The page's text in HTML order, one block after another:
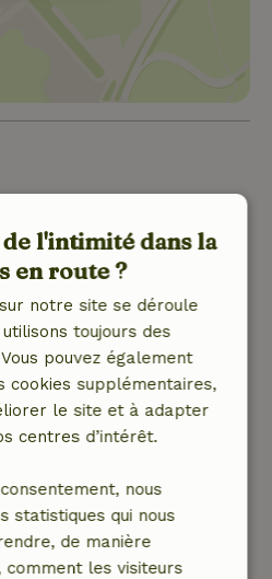
les 7 jours
les 7 jours suivant la
à condition que la
ait été effectuée plus de 28
Pour les réservations
dans les 28 jours,
dans les 24 heures.
indiqué, tu as droit à un
du montant de la
l'intimité dans la
en route ?
notre site se déroule
toujours des
pouvez également
cookies supplémentaires,
le site et à adapter
centres d’intérêt.
nous
statistiques qui nous
de manière
les visiteurs